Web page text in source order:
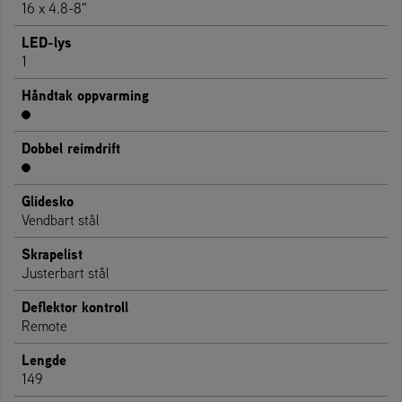
16 x 4.8-8"
LED-lys
1
Håndtak oppvarming
Dobbel reimdrift
Glidesko
Vendbart stål
Skrapelist
Justerbart stål
Deflektor kontroll
Remote
Lengde
149